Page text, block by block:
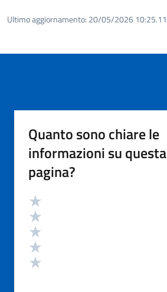
Ultimo aggiornamento: 20/05/2026 10:25.11
Quanto sono chiare le
informazioni su questa
pagina?
Valutazione